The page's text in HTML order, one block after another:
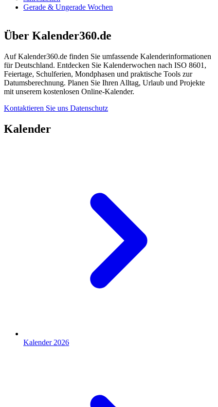
Gerade & Ungerade Wochen
Über Kalender360.de
Auf Kalender360.de finden Sie umfassende Kalenderinformationen
für Deutschland. Entdecken Sie Kalenderwochen nach ISO 8601,
Feiertage, Schulferien, Mondphasen und praktische Tools zur
Datumsberechnung. Planen Sie Ihren Alltag, Urlaub und Projekte
mit unserem kostenlosen Online-Kalender.
Kontaktieren Sie uns Datenschutz
Kalender
Kalender 2026